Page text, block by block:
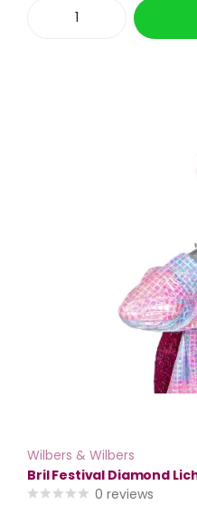
Wilbers & Wilbers
Bril Festival Diamond
0 reviews